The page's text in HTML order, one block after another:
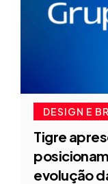
DESIGN E
Tigre
evolução